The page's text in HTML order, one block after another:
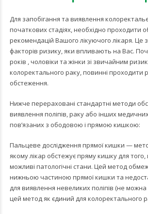
Для запобігання та виявлення
початкових стадіях, необхідно проходити
рекомендацій Вашого лікуючого лікаря. Це
факторів ризику, яки впливають на Вас.
років , чоловіки та жінки зі звичайним
колоректального раку, повинні проходити
обстеження.
Нижче перераховані стандартні методи
виявлення поліпів, раку або інших
пов’язаних з ободовою і прямою кишкою:
Пальцеве дослідження прямої кишки —
якому лікар обстежує пряму кишку для
можливі патологічні стани. Цей метод
нижньою частиною прямої кишки та
для виявлення невеликих поліпів (не
цей метод як єдиний для колоректального